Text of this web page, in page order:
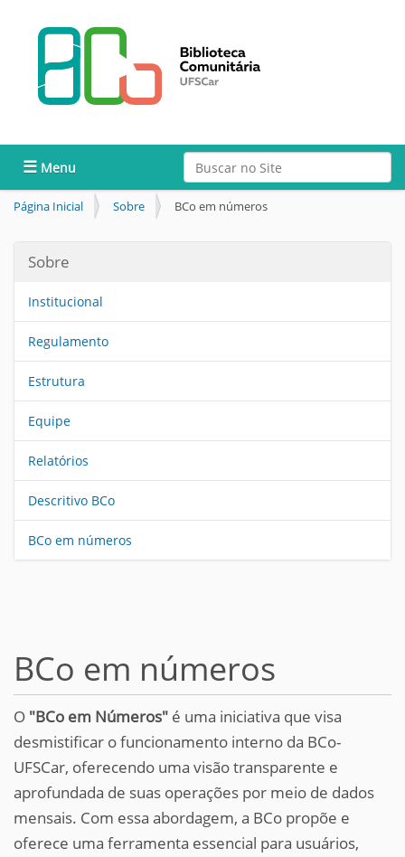
Busca
Busca Avançada…
Toggle navigation
Página Inicial Sobre BCo em números
Sobre
Institucional
Regulamento
Estrutura
Equipe
Relatórios
Descritivo BCo
BCo em números
BCo em números
O "BCo em Números" é uma iniciativa que visa
desmistificar o funcionamento interno da BCo-
UFSCar, oferecendo uma visão transparente e
aprofundada de suas operações por meio de dados
mensais. Com essa abordagem, a BCo propõe e
oferece uma ferramenta essencial para usuários,